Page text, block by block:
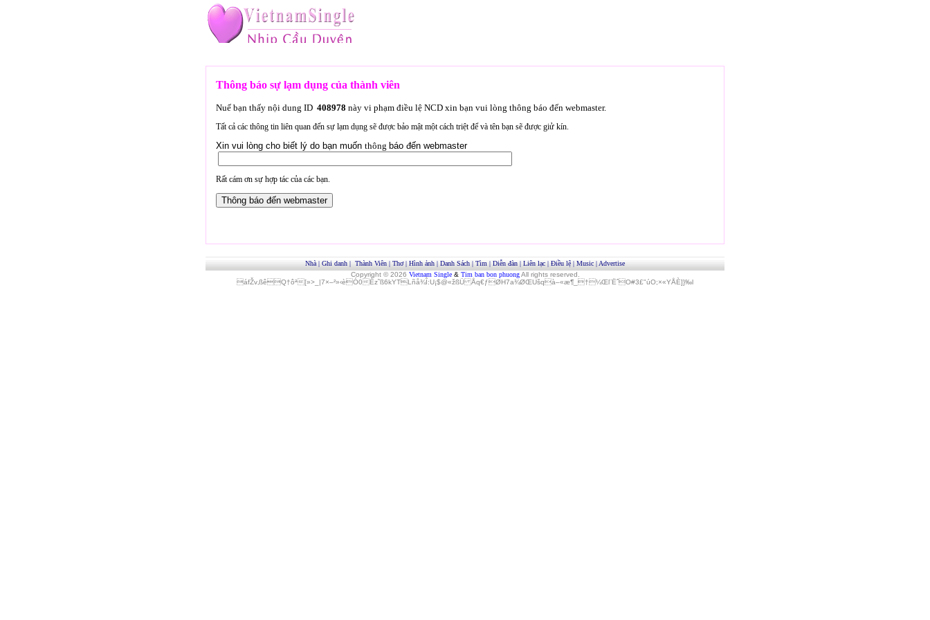
Thông báo sự lạm dụng của thành viên
Nuế bạn thấy nội dung ID 408978 này vi phạm điều lệ NCD xin bạn vui lòng thông báo đến webmaster.
Tất cả các thông tin liên quan đến sự lạm dụng sẽ được bảo mật một cách triệt để và tên bạn sẽ được giử kín.
Xin vui lòng cho biết lý do bạn muốn thông báo đến webmaster
Rất cám ơn sự hợp tác của các bạn.
Nhà | Ghi danh | Thành Viên | Thơ| Hình ảnh | Danh Sách | Tìm | Diễn đàn | Liên lạc | Điều lệ | Music | Advertise
Copyright © 2026 Vietnam Single& Tim ban bon phuong All rights reserved.
áfŽv‚ßêQ†ôª[»>_|7×–²»‹èÓ0Èz˜ß6kYTLñå¾Î:U¡$@«žßÜ Åq€ƒØH7a¾ØŒUšqà–«æ¶_†¼Œl¨ËˆO#3£"úO;×«Y­ÅÈ]}‰l